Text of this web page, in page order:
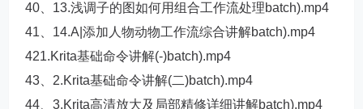
40、13.浅调子的图如何用组合工作流处理batch).mp4
41、14.A|添加人物动物工作流综合讲解batch).mp4
421.Krita基础命令讲解(-)batch).mp4
43、2.Krita基础命令讲解(二)batch).mp4
44、3.Krita高清放大及局部精修详细讲解batch).mp4